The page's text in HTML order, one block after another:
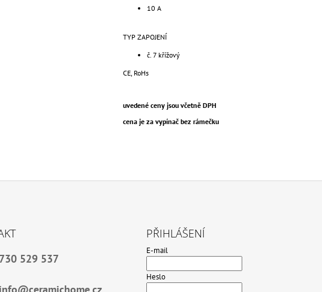
10 A
TYP ZAPOJENÍ
č. 7 křížový
CE, RoHs
uvedené ceny jsou včetně DPH
cena je za vypínač bez rámečku
529 537
PŘIHLÁŠENÍ
E-mail
Heslo